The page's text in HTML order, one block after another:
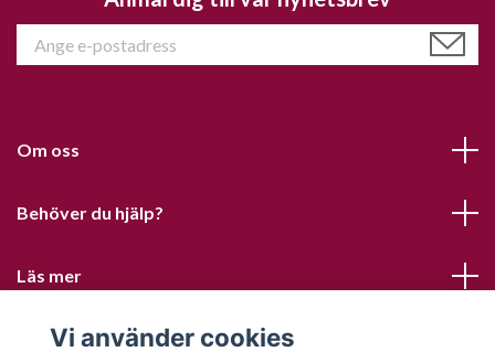
Om oss
Behöver du hjälp?
Läs mer
Sociala medier
Vi använder cookies